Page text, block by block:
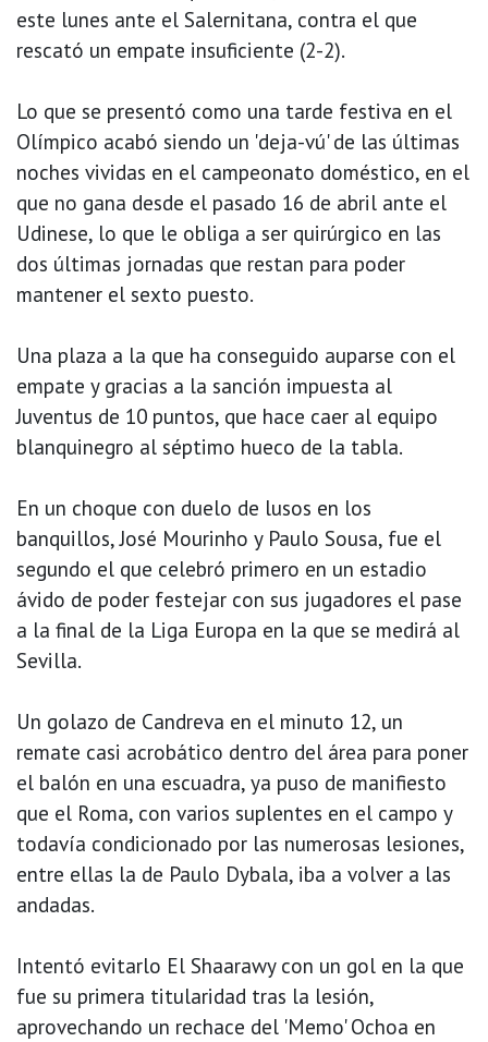
este lunes ante el Salernitana, contra el que
rescató un empate insuficiente (2-2).
Lo que se presentó como una tarde festiva en el
Olímpico acabó siendo un 'deja-vú' de las últimas
noches vividas en el campeonato doméstico, en el
que no gana desde el pasado 16 de abril ante el
Udinese, lo que le obliga a ser quirúrgico en las
dos últimas jornadas que restan para poder
mantener el sexto puesto.
Una plaza a la que ha conseguido auparse con el
empate y gracias a la sanción impuesta al
Juventus de 10 puntos, que hace caer al equipo
blanquinegro al séptimo hueco de la tabla.
En un choque con duelo de lusos en los
banquillos, José Mourinho y Paulo Sousa, fue el
segundo el que celebró primero en un estadio
ávido de poder festejar con sus jugadores el pase
a la final de la Liga Europa en la que se medirá al
Sevilla.
Un golazo de Candreva en el minuto 12, un
remate casi acrobático dentro del área para poner
el balón en una escuadra, ya puso de manifiesto
que el Roma, con varios suplentes en el campo y
todavía condicionado por las numerosas lesiones,
entre ellas la de Paulo Dybala, iba a volver a las
andadas.
Intentó evitarlo El Shaarawy con un gol en la que
fue su primera titularidad tras la lesión,
aprovechando un rechace del 'Memo' Ochoa en